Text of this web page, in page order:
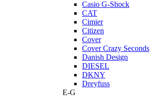
Casio G-Shock
CAT
Cimier
Citizen
Cover
Cover Crazy Seconds
Danish Design
DIESEL
DKNY
Dreyfuss
E-G